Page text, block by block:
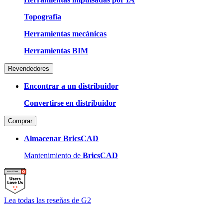
Topografía
Herramientas mecánicas
Herramientas BIM
Revendedores
Encontrar a un distribuidor
Convertirse en distribuidor
Comprar
Almacenar BricsCAD
Mantenimiento de BricsCAD
Lea todas las reseñas de G2